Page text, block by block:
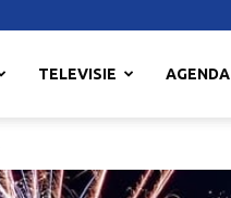
TELEVISIE AGENDA